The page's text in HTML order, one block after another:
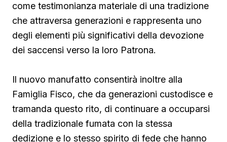
come testimonianza materiale di una tradizione
che attraversa generazioni e rappresenta uno
degli elementi più significativi della devozione
dei saccensi verso la loro Patrona.
Il nuovo manufatto consentirà inoltre alla
Famiglia Fisco, che da generazioni custodisce e
tramanda questo rito, di continuare a occuparsi
della tradizionale fumata con la stessa
dedizione e lo stesso spirito di fede che hanno